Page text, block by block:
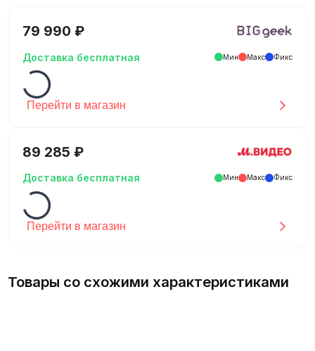
79 990 ₽
Доставка бесплатная Мин Макс Фикс
Перейти в магазин
89 285 ₽
Доставка бесплатная Мин Макс Фикс
Перейти в магазин
Товары со схожими характеристиками